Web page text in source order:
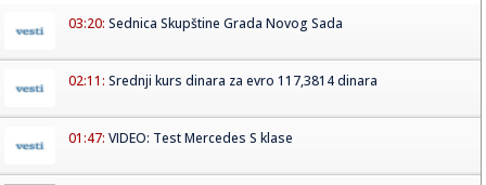
03:20: Sednica Skupštine Grada Novog Sada
02:11: Srednji kurs dinara za evro 117,3814 dinara
01:47: VIDEO: Test Mercedes S klase